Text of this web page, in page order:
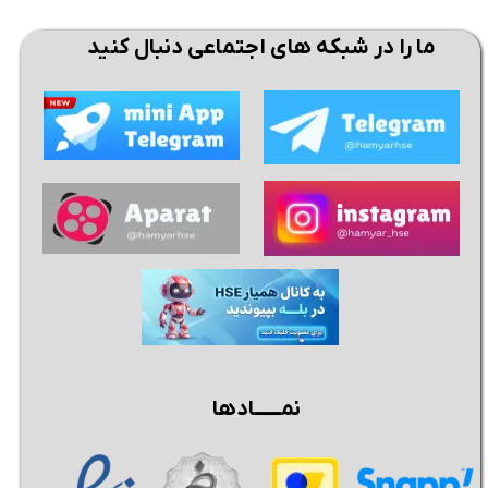
ما را در شبکه های اجتماعی دنبال کنید
نمــــــادها